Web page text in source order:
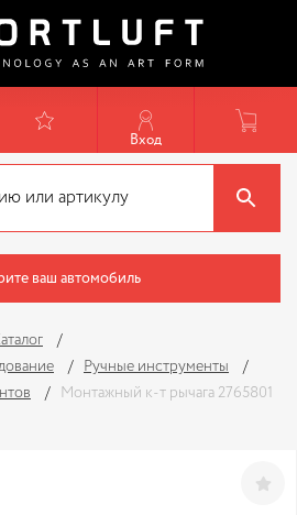
Вход
ваш автомобиль
Ручные инструменты
Монтажный к-т рычага 2765801